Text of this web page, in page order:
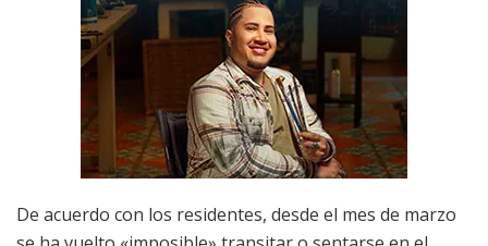
De acuerdo con los residentes, desde el mes de marzo